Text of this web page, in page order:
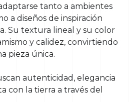
tanto a ambientes
a diseños de inspiración
Su textura lineal y su color
y calidez, convirtiendo
pieza única.
autenticidad, elegancia
con la tierra a través del